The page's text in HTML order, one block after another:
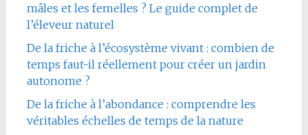
mâles et les femelles ? Le guide complet de
l’éleveur naturel
De la friche à l’écosystème vivant : combien de
temps faut-il réellement pour créer un jardin
autonome ?
De la friche à l’abondance : comprendre les
véritables échelles de temps de la nature